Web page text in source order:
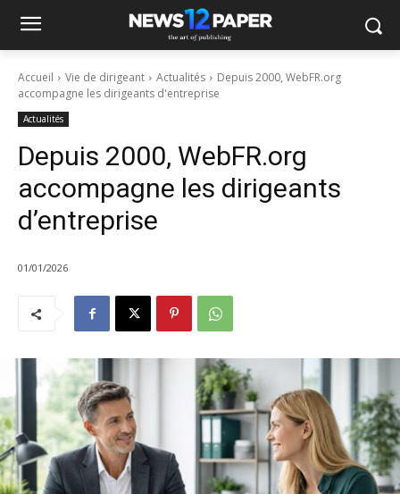
Accueil Vie de dirigeant Actualités
Depuis 2000, WebFR.org
accompagne les dirigeants d'entreprise
Actualités
Depuis 2000, WebFR.org
accompagne les dirigeants
d’entreprise
01/01/2026
Panneau de gestion des cookies